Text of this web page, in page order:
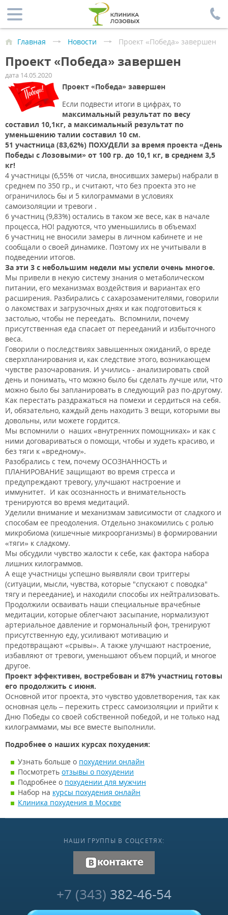
Главная Новости Проект «Победа» завершен
Проект «Победа» завершен
дата 14.05.2020
Проект «Победа» завершен
Если подвести итоги в цифрах, то
максимальный результат по весу
составил 10,1кг, а максимальный результат по
уменьшению талии составил 10 см.
51 участница (83,62%) ПОХУДЕЛИ за время проекта «День
Победы с Лозовыми» от 100 гр. до 10,1 кг, в среднем 3,5
кг!
4 участницы (6,55% от числа, вносивших замеры) набрали в
среднем по 350 гр., и считают, что без проекта это не
ограничилось бы и 5 килограммами в условиях
самоизоляции и тревоги .
6 участниц (9,83%) остались в таком же весе, как в начале
процесса, НО! радуются, что уменьшились в объемах!
6 участниц не вносили замеры в личном кабинете и не
сообщали о своей динамике. Поэтому их не учитывали в
подведении итогов.
За эти 3 с небольшим недели мы успели очень многое.
Мы привели в некую систему знания о метаболическом
питании, его механизмах воздействия и вариантах его
расширения. Разбирались с сахарозаменителями, говорили
о лакомствах и загрузочных днях и как подготовиться к
застолью, чтобы не переедать. Вспомнили, почему
присутственная еда спасает от перееданий и избыточного
веса.
Говорили о последствиях завышенных ожиданий, о вреде
сверхпланирования и, как следствие этого, возникающем
чувстве разочарования. И учились - анализировать свой
день и понимать, что можно было бы сделать лучше или, что
можно было бы запланировать в следующий раз по-другому.
Как перестать раздражаться на помехи и сердиться на себя.
И, обязательно, каждый день находить 3 вещи, которыми вы
довольны, или можете гордится.
Мы вспомнили о наших «внутренних помощниках» и как с
ними договариваться о помощи, чтобы и худеть красиво, и
без тяги к «вредному».
Разобрались с тем, почему ОСОЗНАННОСТЬ и
ПЛАНИРОВАНИЕ защищают во время стресса и
предупреждают тревогу, улучшают настроение и
иммунитет. И как осознанность и внимательность
тренируются во время медитаций.
Уделили внимание и механизмам зависимости от сладкого и
способам ее преодоления. Отдельно знакомились с ролью
микробиома (кишечные микроорганизмы) в формировании
«тяги» к сладкому.
Мы обсудили чувство жалости к себе, как фактора набора
лишних килограммов.
А еще участницы успешно выявляли свои триггеры
(ситуации, мысли, чувства, которые "спускают с поводка"
тягу и переедание), и находили способы их нейтрализовать.
Продолжили осваивать наши специальные врачебные
медитации, которые облегчают засыпание, нормализуют
артериальное давление и гормональный фон, тренируют
присутственную еду, усиливают мотивацию и
предотвращают «срывы». А также улучшают настроение,
избавляют от тревоги, уменьшают объем порций, и многое
другое.
Проект эффективен, востребован и 87% участниц готовы
его продолжить с июня.
Основной итог проекта, это чувство удовлетворения, так как
основная цель – пережить стресс самоизоляции и прийти к
Дню Победы со своей собственной победой, и не только над
килограммами, мы все вместе выполнили.
Подробнее о наших курсах похудения:
Узнать больше о похудении онлайн
Посмотреть отзывы о похудении
Подробнее о похудении для мужчин
Набор на курсы похудения онлайн
Клиника похудения в Москве
НАШИ ГРУППЫ В СОЦСЕТЯХ:
+7 (343) 382-46-54